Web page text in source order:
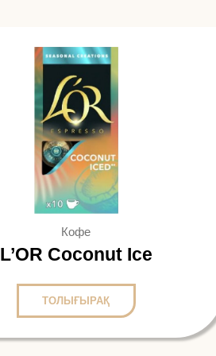
Кофе
L’OR Coconut Ice
ТОЛЫҒЫРАҚ